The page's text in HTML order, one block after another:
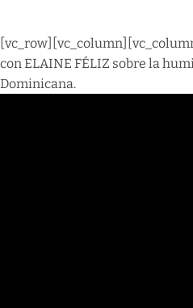
con ELAINE FÉLIZ sobre la
Dominicana.